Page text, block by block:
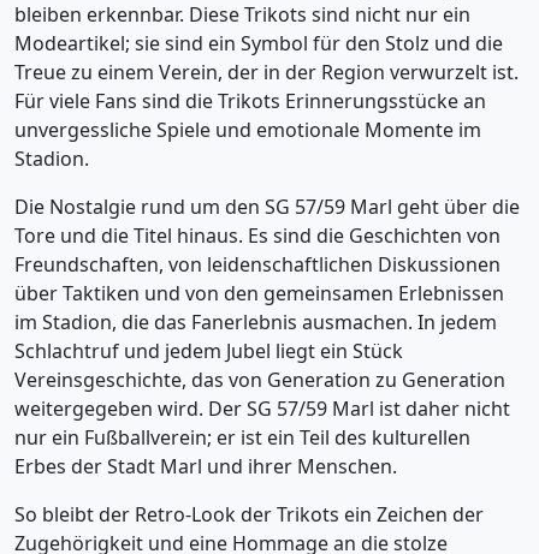
bleiben erkennbar. Diese Trikots sind nicht nur ein
Modeartikel; sie sind ein Symbol für den Stolz und die
Treue zu einem Verein, der in der Region verwurzelt ist.
Für viele Fans sind die Trikots Erinnerungsstücke an
unvergessliche Spiele und emotionale Momente im
Stadion.
Die Nostalgie rund um den SG 57/59 Marl geht über die
Tore und die Titel hinaus. Es sind die Geschichten von
Freundschaften, von leidenschaftlichen Diskussionen
über Taktiken und von den gemeinsamen Erlebnissen
im Stadion, die das Fanerlebnis ausmachen. In jedem
Schlachtruf und jedem Jubel liegt ein Stück
Vereinsgeschichte, das von Generation zu Generation
weitergegeben wird. Der SG 57/59 Marl ist daher nicht
nur ein Fußballverein; er ist ein Teil des kulturellen
Erbes der Stadt Marl und ihrer Menschen.
So bleibt der Retro-Look der Trikots ein Zeichen der
Zugehörigkeit und eine Hommage an die stolze